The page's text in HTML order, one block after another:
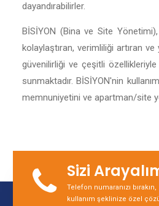
dayandırabilirler.
BİSİYON (Bina ve Site
kolaylaştıran, verimliliği artıran
güvenilirliği ve çeşitli
sunmaktadır. BİSİYON'nin
memnuniyetini ve apartman/site
Sizi
Telefon numaranızı bırakın,
kullanım şeklinize özel